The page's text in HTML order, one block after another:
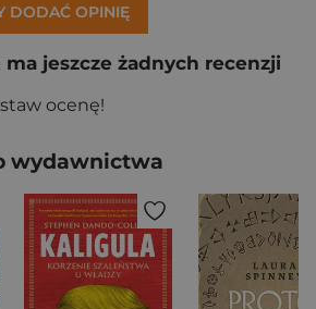
DODAĆ OPINIĘ
jeszcze żadnych recenzji
ocenę!
wydawnictwa